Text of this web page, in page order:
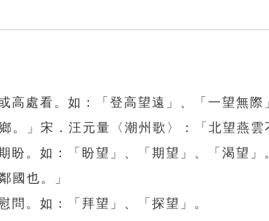
高處看。如：「登高望遠」、「一望無
。」宋．汪元量〈潮州歌〉：「北望燕雲
盼。如：「盼望」、「期望」、「渴望
國也。」
問。如：「拜望」、「探望」。